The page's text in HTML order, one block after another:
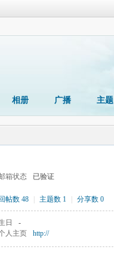
相册 广播 主题
箱状态 已验证
回帖数 48 主题数 1 分享数 0
日
-
人主页 http://